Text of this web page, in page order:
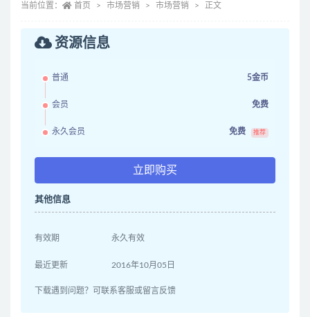
当前位置： 首页 市场营销 市场营销 正文
资源信息
普通 5金币
会员 免费
永久会员 免费 推荐
立即购买
其他信息
有效期 永久有效
最近更新 2016年10月05日
下载遇到问题？可联系客服或留言反馈